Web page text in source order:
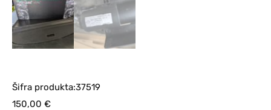
Šifra produkta:37519
150,00 €